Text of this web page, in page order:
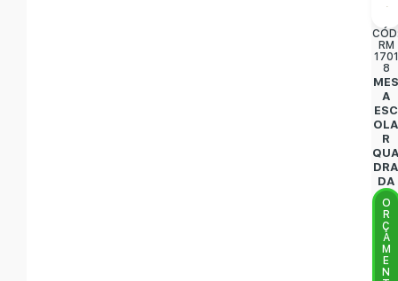
RM
1701
8
A
ESC
R
DA
O
R
Ç
A
M
E
N